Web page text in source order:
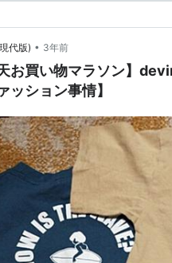
代版) • 3年前
天お買い物マラソン】
ッション事情】